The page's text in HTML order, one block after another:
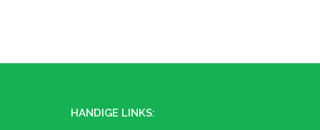
HANDIGE LINKS: